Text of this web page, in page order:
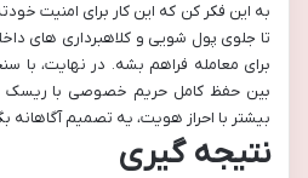
به این فکر کن که این کار برای امنیت
تا جلوی پول شویی و کلاهبرداری های
برای معامله فراهم بشه. در نهایت، با
بین حفظ کامل حریم خصوصی با ریسک
بیشتر با احراز هویت، یه تصمیم آگاهانه
نتیجه گیری